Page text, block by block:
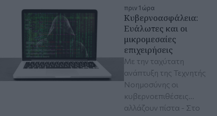
πριν 1 ώρα
Κυβερνοασφάλεια:
Ευάλωτες και οι
μικρομεσαίες
επιχειρήσεις
Με την ταχύτατη
ανάπτυξη της Τεχνητής
Νοημοσύνης οι
κυβερνοεπιθέσεις...
αλλάζουν πίστα - Στο